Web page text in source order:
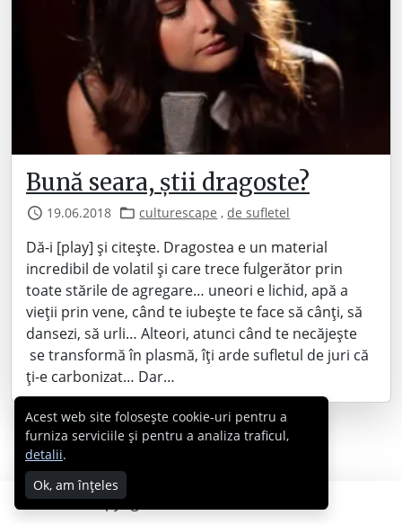
Bună seara, știi dragoste?
19.06.2018 culturescape ,de sufletel
Dă-i [play] și citește. Dragostea e un material
incredibil de volatil și care trece fulgerător prin
toate stările de agregare… uneori e lichid, apă a
vieții prin vene, când te iubește te face să cânți, să
dansezi, să urli… Alteori, atunci când te necăjește
se transformă în plasmă, îți arde sufletul de juri că
ți-e carbonizat… Dar…
Copyright © 2007 - 2026 Cabral.ro
Acest web site folosește cookie-uri pentru a
furniza serviciile și pentru a analiza traficul,
detalii.
Ok, am înțeles